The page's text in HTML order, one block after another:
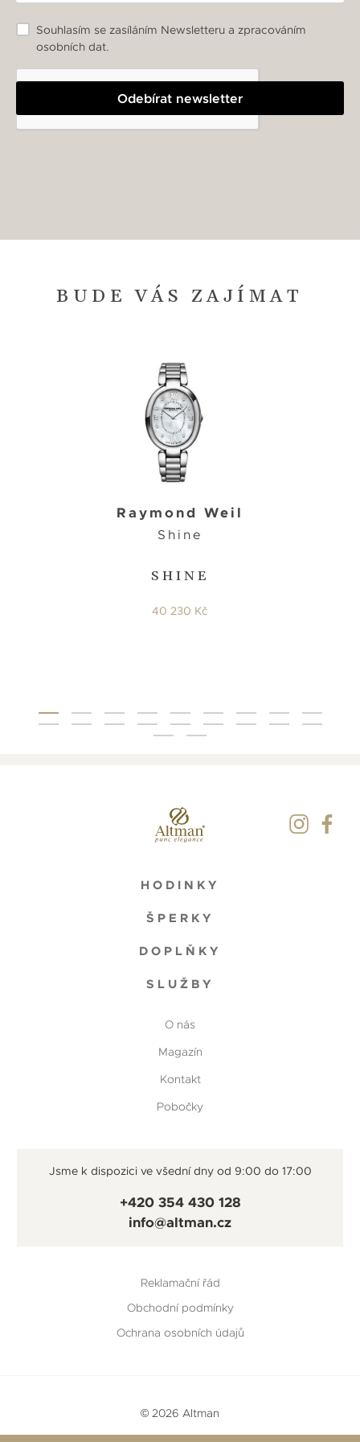
Odebírat newsletter
Souhlasím se zasíláním Newsletteru a zpracováním
osobních dat.
BUDE VÁS ZAJÍMAT
SHINE
Raymond Weil
Shine
40 230 Kč
HODINKY
ŠPERKY
DOPLŇKY
SLUŽBY
O nás
Magazín
Kontakt
Pobočky
Jsme k dispozici ve všední dny od 9:00 do 17:00
+420 354 430 128
info@altman.cz
Reklamační řád
Obchodní podmínky
Ochrana osobních údajů
© 2026 Altman